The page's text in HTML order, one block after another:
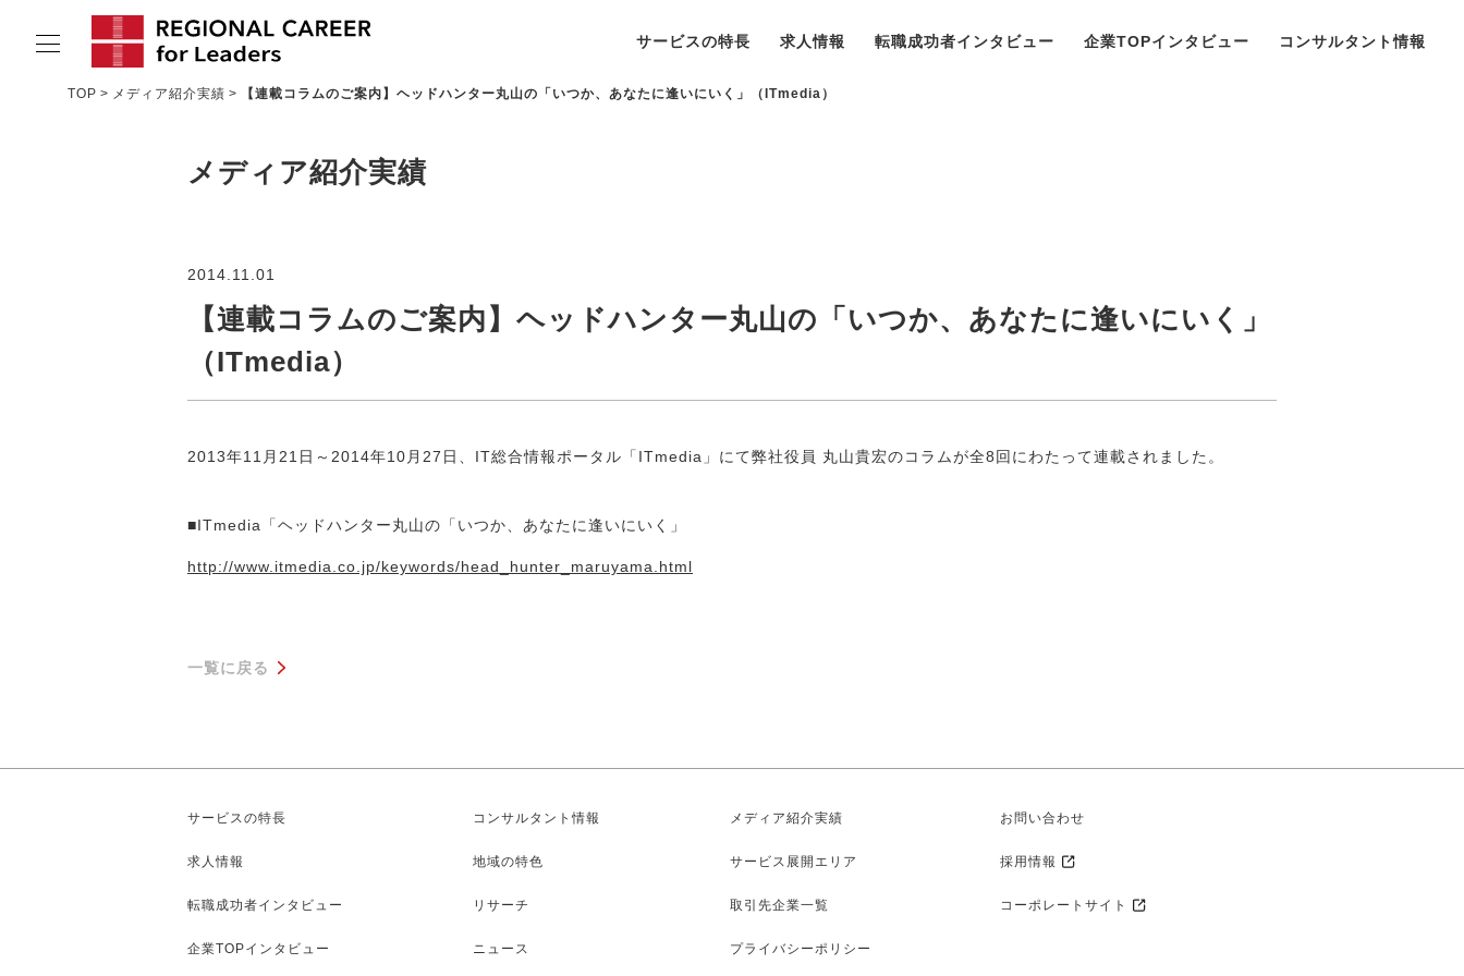
サービスの特長 求人情報 転職成功者インタビュー 企業TOPインタビュー コンサルタント情報
コンサルタント情報
今すぐ転職をお考えの方
中長期で転職をお考えの方
TOP メディア紹介実績 【連載コラムのご案内】ヘッドハンター丸山の「いつか、あなたに逢いにいく」（ITmedia）
メディア紹介実績
2014.11.01
【連載コラムのご案内】ヘッドハンター丸山の「いつか、あなたに逢いにいく」
（ITmedia）
2013年11月21日～2014年10月27日、IT総合情報ポータル「ITmedia」にて弊社役員 丸山貴宏のコラムが全8回にわたって連載されました。
■ITmedia「ヘッドハンター丸山の「いつか、あなたに逢いにいく」
http://www.itmedia.co.jp/keywords/head_hunter_maruyama.html
一覧に戻る
サービスの特長
求人情報
転職成功者インタビュー
企業TOPインタビュー
コンサルタント情報
地域の特色
リサーチ
ニュース
メディア紹介実績
サービス展開エリア
取引先企業一覧
プライバシーポリシー
お問い合わせ
採用情報
コーポレートサイト